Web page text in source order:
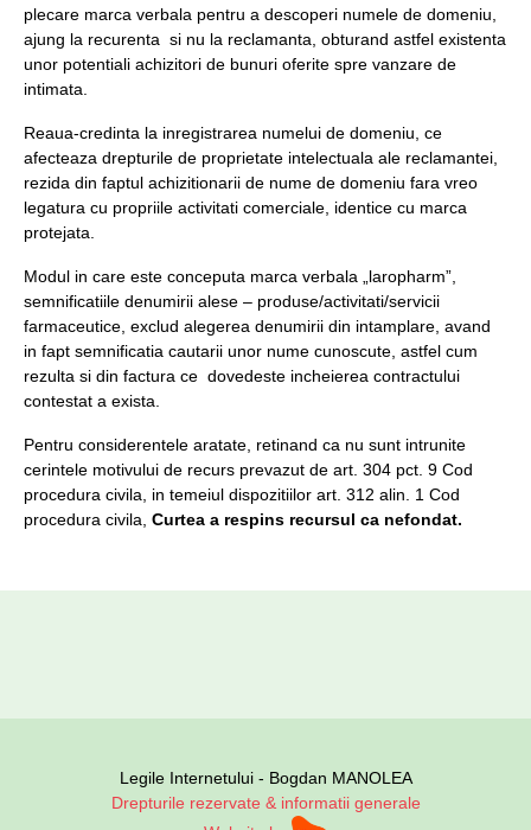
plecare marca verbala pentru a descoperi numele de domeniu,
ajung la recurenta si nu la reclamanta, obturand astfel existenta
unor potentiali achizitori de bunuri oferite spre vanzare de
intimata.
Reaua-credinta la inregistrarea numelui de domeniu, ce
afecteaza drepturile de proprietate intelectuala ale reclamantei,
rezida din faptul achizitionarii de nume de domeniu fara vreo
legatura cu propriile activitati comerciale, identice cu marca
protejata.
Modul in care este conceputa marca verbala „laropharm”,
semnificatiile denumirii alese – produse/activitati/servicii
farmaceutice, exclud alegerea denumirii din intamplare, avand
in fapt semnificatia cautarii unor nume cunoscute, astfel cum
rezulta si din factura ce dovedeste incheierea contractului
contestat a exista.
Pentru considerentele aratate, retinand ca nu sunt intrunite
cerintele motivului de recurs prevazut de art. 304 pct. 9 Cod
procedura civila, in temeiul dispozitiilor art. 312 alin. 1 Cod
procedura civila, Curtea a respins recursul ca nefondat.
Legile Internetului - Bogdan MANOLEA
Drepturile rezervate & informatii generale